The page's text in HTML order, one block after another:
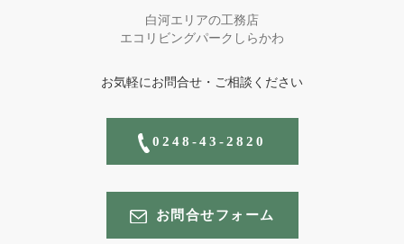
白河エリアの工務店
エコリビングパークしらかわ
お気軽にお問合せ・ご相談ください
0248-43-2820
お問合せフォーム